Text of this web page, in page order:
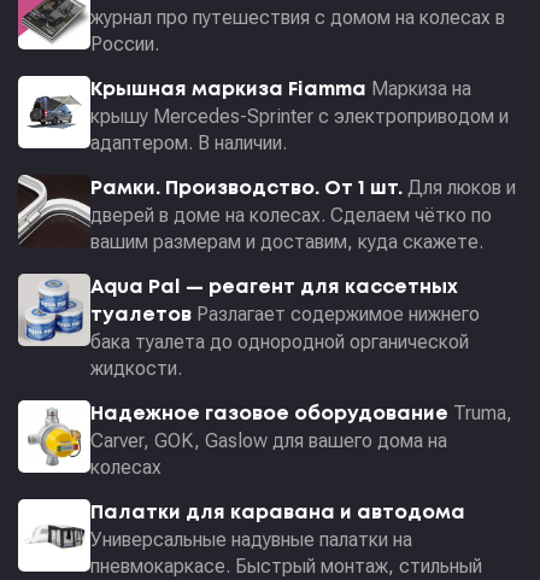
журнал про путешествия с домом на колесах в
России.
Крышная маркиза Fiamma Маркиза на
крышу Mercedes-Sprinter с электроприводом и
адаптером. В наличии.
Рамки. Производство. От 1 шт. Для люков и
дверей в доме на колесах. Сделаем чётко по
вашим размерам и доставим, куда скажете.
Aqua Pal — pеагент для кассетных
туалетов Разлагает содержимое нижнего
бака туалета до однородной органической
жидкости.
Надежное газовое оборудование Truma,
Carver, GOK, Gaslow для вашего дома на
колесах
Палатки для каравана и автодома
Универсальные надувные палатки на
пневмокаркасе. Быстрый монтаж, стильный